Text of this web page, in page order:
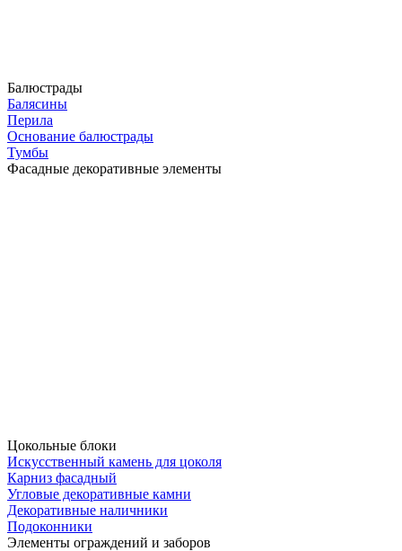
Балюстрады
Балясины
Перила
Основание балюстрады
Тумбы
Фасадные декоративные элементы
Цокольные блоки
Искусственный камень для цоколя
Карниз фасадный
Угловые декоративные камни
Декоративные наличники
Подоконники
Элементы ограждений и заборов